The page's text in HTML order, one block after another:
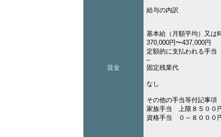
賃金
給与の内訳
基本給（月額平均）又は
370,000円〜437,000円
定額的に支払われる手当
–
固定残業代
なし
その他の手当等付記事項
家族手当 上限８５００
資格手当 ０～８０００